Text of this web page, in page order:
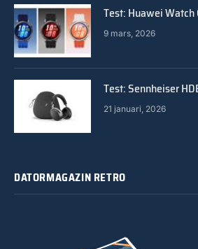
Test: Huawei Watch
9 mars, 2026
Test: Sennheiser
21 januari, 2026
DATORMAGAZIN RETRO